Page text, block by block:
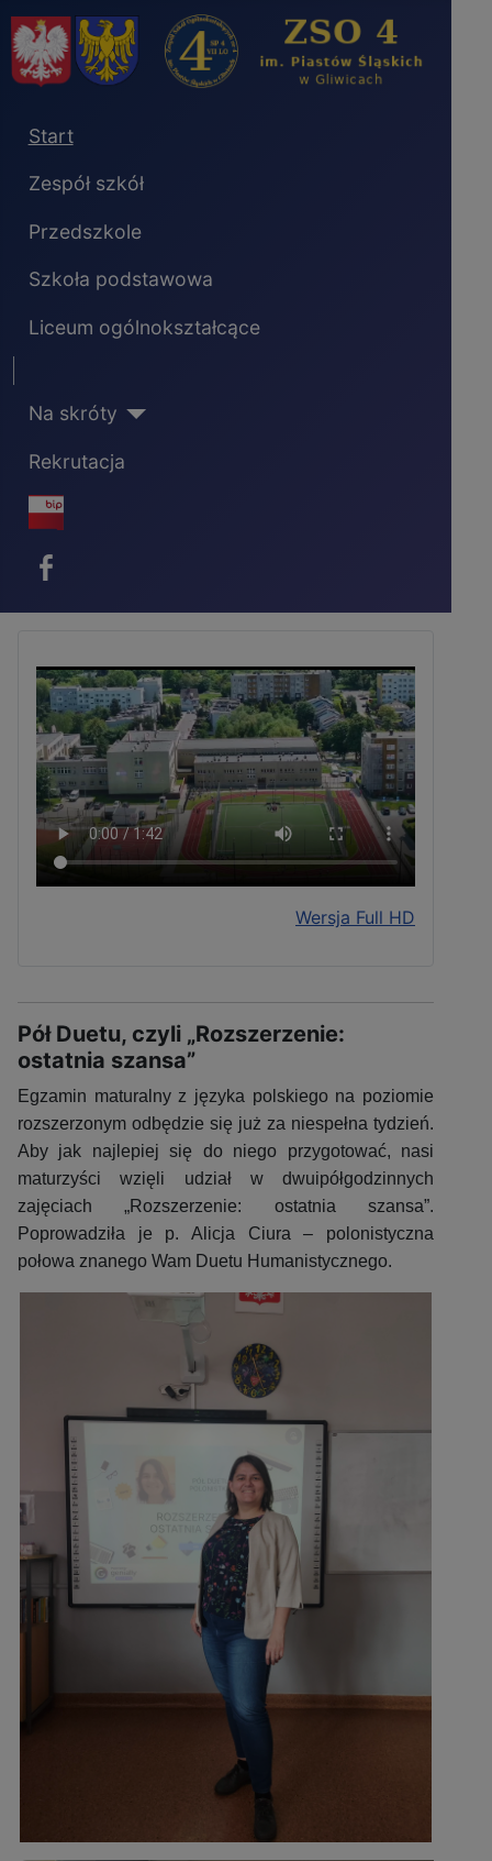
Start
Zespół szkół
Przedszkole
Szkoła podstawowa
Liceum ogólnokształcące
Na skróty
Rekrutacja
BIP - ikona
Wersja Full HD
Pół Duetu, czyli „Rozszerzenie:
ostatnia szansa”
Egzamin maturalny z języka polskiego na poziomie
rozszerzonym odbędzie się już za niespełna tydzień.
Aby jak najlepiej się do niego przygotować, nasi
maturzyści wzięli udział w dwuipółgodzinnych
zajęciach „Rozszerzenie: ostatnia szansa”.
Poprowadziła je p. Alicja Ciura – polonistyczna
połowa znanego Wam Duetu Humanistycznego.